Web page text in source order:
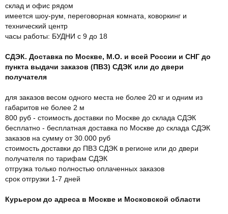
склад и офис рядом
имеется шоу-рум, переговорная комната, коворкинг и
технический центр
часы работы: БУДНИ с 9 до 18
СДЭК. Доставка по Москве, М.О. и всей России и СНГ до
пункта выдачи заказов (ПВЗ) СДЭК или до двери
получателя
для заказов весом одного места не более 20 кг и одним из
габаритов не более 2 м
800 руб - стоимость доставки по Москве до склада СДЭК
бесплатно - бесплатная доставка по Москве до склада СДЭК
заказов на сумму от 30.000 руб
стоимость доставки до ПВЗ СДЭК в регионе или до двери
получателя по тарифам СДЭК
отгрузка только полностью оплаченных заказов
срок отгрузки 1-7 дней
Курьером до адреса в Москве и Московской области